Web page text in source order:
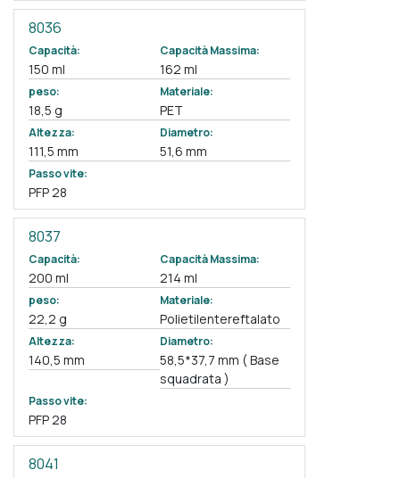
8036
Capacità:
150 ml
Capacità Massima:
162 ml
peso:
18,5 g
Materiale:
PET
Altezza:
111,5 mm
Diametro:
51,6 mm
Passo vite:
PFP 28
8037
Capacità:
200 ml
Capacità Massima:
214 ml
peso:
22,2 g
Materiale:
Polietilentereftalato
Altezza:
140,5 mm
Diametro:
58,5*37,7 mm ( Base
squadrata )
Passo vite:
PFP 28
8041